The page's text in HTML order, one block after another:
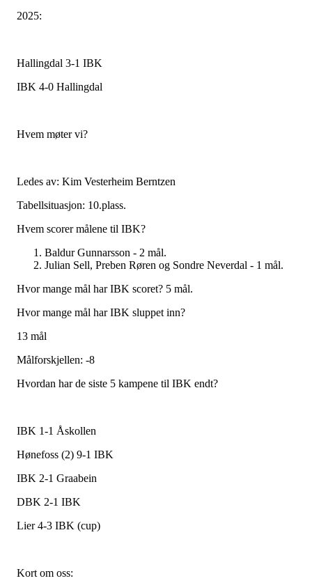
2025:
Hallingdal 3-1 IBK
IBK 4-0 Hallingdal
Hvem møter vi?
Ledes av: Kim Vesterheim Berntzen
Tabellsituasjon: 10.plass.
Hvem scorer målene til IBK?
Baldur Gunnarsson - 2 mål.
Julian Sell, Preben Røren og Sondre Neverdal - 1 mål.
Hvor mange mål har IBK scoret? 5 mål.
Hvor mange mål har IBK sluppet inn?
13 mål
Målforskjellen: -8
Hvordan har de siste 5 kampene til IBK endt?
IBK 1-1 Åskollen
Hønefoss (2) 9-1 IBK
IBK 2-1 Graabein
DBK 2-1 IBK
Lier 4-3 IBK (cup)
Kort om oss: